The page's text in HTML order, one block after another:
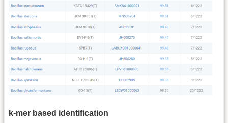
k-mer based identification